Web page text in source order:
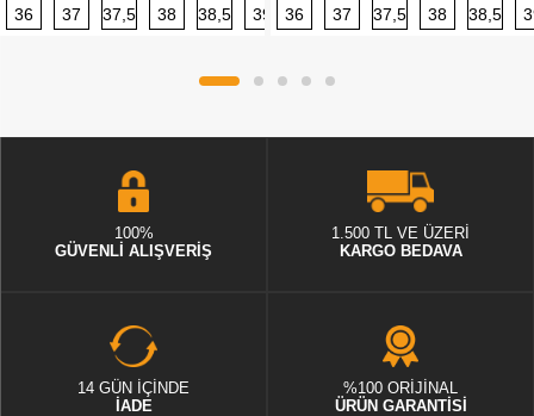
36 37 37,5 38 38,5 39 40 40,5 41 42 42,5
36 37 37,5 38 38,5
100%
GÜVENLİ ALIŞVERİŞ
1.500 TL VE ÜZERİ
KARGO BEDAVA
14 GÜN İÇİNDE
İADE
%100 ORİJİNAL
ÜRÜN GARANTİSİ